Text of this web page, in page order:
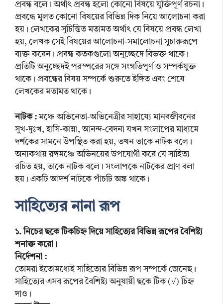
প্রবন্ধ বলে। অর্থাৎ প্রবন্ধ হলো কোনো বিষয়ে যুক্তিপূর্ণ রচনা।
প্রবন্ধে মূলত কোনো বিষয়ের বিভিন্ন দিক নিয়ে আলোচনা করা
হয়। লেখকের সুচিন্তিত মতামত অর্থাৎ যে বিষয়ে প্রবন্ধ লেখা
হয়, লেখক সেই বিষয়ের আলোচনা-সমালোচনা সুচারুরূপে
ব্যক্ত করেন। প্রবন্ধ কতকগুলো অনুচ্ছেদে বিভক্ত থাকে।
প্রতিটি অনুচ্ছেদই পরস্পরের সঙ্গে সংগতিপূর্ণ ও সম্পর্কযুক্ত
থাকে। প্রবন্ধের বিষয় সম্পর্কে শুরুতে ইঙ্গিত এবং শেষে
লেখকের মতামত থাকে।
নাটক :মঞ্চে অভিনেতা-অভিনেত্রীর সাহায্যে মানবজীবনের
সুখ-দুঃখ, হাসি-কান্না, আনন্দ-বেদনা যখন সংলাপের মাধ্যমে
দর্শকের সামনে উপস্থিত করা হয়, তখন তাকে নাটক বলে।
অন্যকথায় রঙ্গমঞ্চে অভিনয়ের উপযোগী করে যে সাহিত্য
রচিত হয়, তাকে নাটক বলে। সংলাপকে নাটকের প্রাণ বলা
হয়। একটি আদর্শ নাটকে পাঁচটি অঙ্ক থাকে।
সাহিত্যের নানা রূপ
১. নিচের ছকে টিকচিহ্ন দিয়ে সাহিত্যের বিভিন্ন রূপের বৈশিষ্ট্য
শনাক্ত করো।
নির্দেশনা :
তোমরা ইতোমধ্যেই সাহিত্যের বিভিন্ন রূপ সম্পর্কে জেনেছ।
সাহিত্যের এসব রূপের বৈশিষ্ট্য অনুযায়ী ছকে টিক (√) চিহ্ন
দাও।